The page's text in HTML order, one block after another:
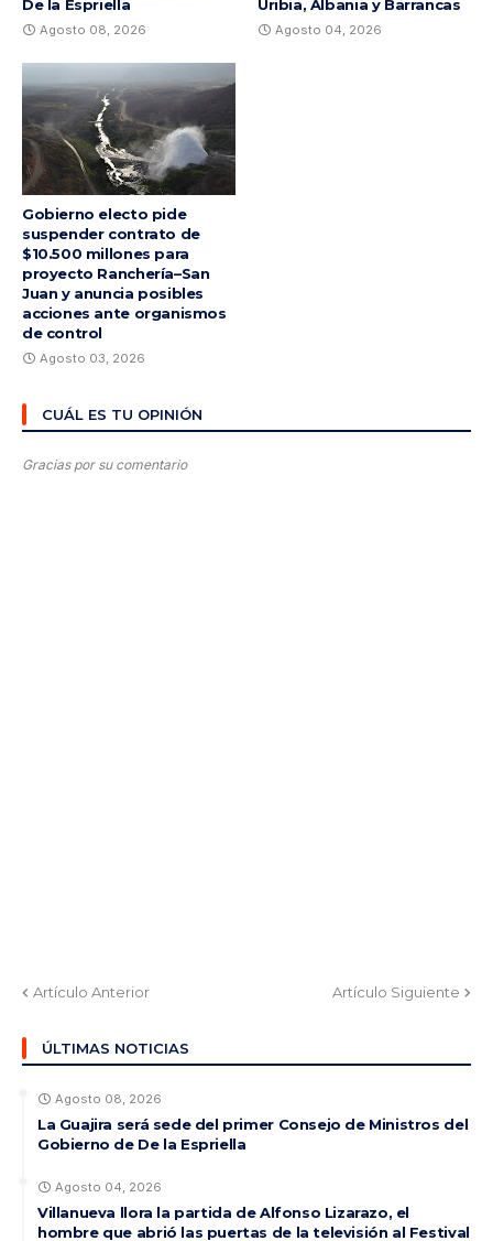
De la Espriella
Agosto 08, 2026
Uribia, Albania y Barrancas
Agosto 04, 2026
Gobierno electo pide
suspender contrato de
$10.500 millones para
proyecto Ranchería–San
Juan y anuncia posibles
acciones ante organismos
de control
Agosto 03, 2026
CUÁL ES TU OPINIÓN
Gracias por su comentario
Artículo Anterior Artículo Siguiente
ÚLTIMAS NOTICIAS
Agosto 08, 2026
La Guajira será sede del primer Consejo de Ministros del
Gobierno de De la Espriella
Agosto 04, 2026
Villanueva llora la partida de Alfonso Lizarazo, el
hombre que abrió las puertas de la televisión al Festival